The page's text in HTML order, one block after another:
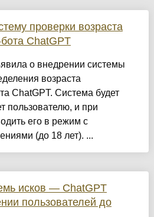
проверки возраста
ChatGPT
о внедрении системы
возраста
ChatGPT. Система будет
пользователю, и при
его в режим с
(до 18 лет). ...
исков — ChatGPT
пользователей до